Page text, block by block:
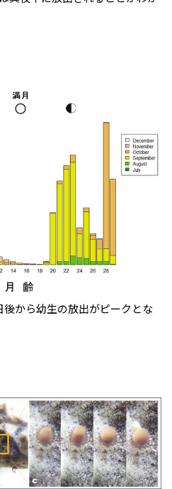
幼生の放出がピークとな